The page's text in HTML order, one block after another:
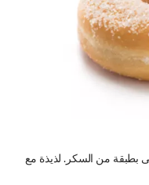
بطبقة من السكر. لذيذة مع